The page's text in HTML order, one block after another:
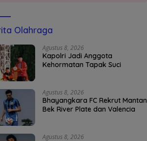
Olahraga
Agustus 8, 2026
Kapolri Jadi Anggota
Kehormatan Tapak Suci
Agustus 8, 2026
Bhayangkara FC Rekrut Mantan
Bek River Plate dan Valencia
Agustus 8, 2026